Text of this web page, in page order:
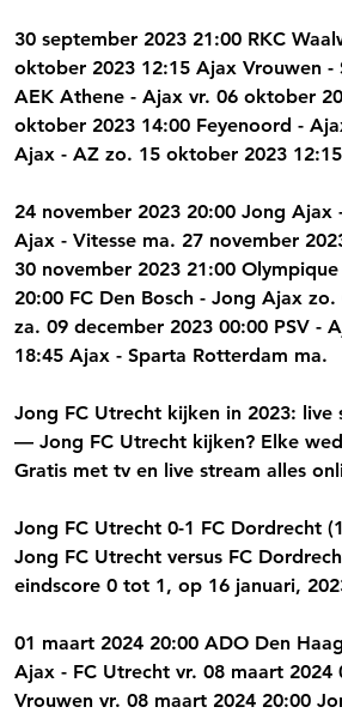
30 september 2023 21:00 RKC
oktober 2023 12:15 Ajax Vrouwen -
AEK Athene - Ajax vr. 06 oktober
oktober 2023 14:00 Feyenoord -
Ajax - AZ zo. 15 oktober 2023
24 november 2023 20:00 Jong Ajax
Ajax - Vitesse ma. 27 november
30 november 2023 21:00
20:00 FC Den Bosch - Jong Ajax
za. 09 december 2023 00:00 PSV -
18:45 Ajax - Sparta Rotterdam ma.
Jong FC Utrecht kijken in 2023:
— Jong FC Utrecht kijken? Elke
Gratis met tv en live stream alles
Jong FC Utrecht 0-1 FC Dordrecht
Jong FC Utrecht versus FC
eindscore 0 tot 1, op 16 januari,
01 maart 2024 20:00 ADO Den
Ajax - FC Utrecht vr. 08 maart
Vrouwen vr. 08 maart 2024 20:00